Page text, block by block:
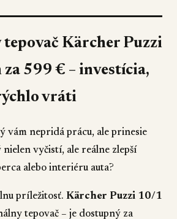
Kärcher Puzzi
599 € – investícia,
vráti
vám nepridá prácu, ale prinesie
vyčistí, ale reálne zlepší
alebo interiéru auta?
príležitosť. Kärcher Puzzi 10/1
tepovač – je dostupný za